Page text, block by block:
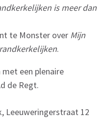
is meer dan
te Monster over Mijn
.
een plenaire
de Regt.
Leeuweringerstraat 12